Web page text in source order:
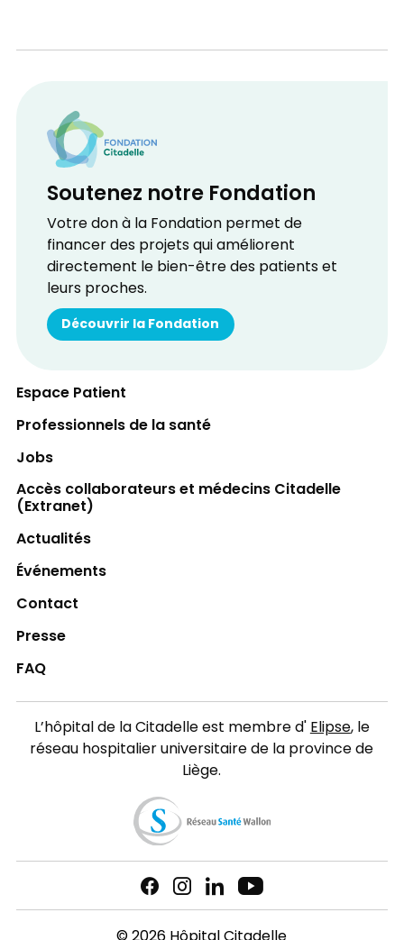
Soutenez notre Fondation
Votre don à la Fondation permet de
financer des projets qui améliorent
directement le bien-être des patients et
leurs proches.
Découvrir la Fondation
Espace Patient
Professionnels de la santé
Jobs
Accès collaborateurs et médecins Citadelle
(Extranet)
Actualités
Événements
Contact
Presse
FAQ
L’hôpital de la Citadelle est membre d'Elipse, le
réseau hospitalier universitaire de la province de
Liège.